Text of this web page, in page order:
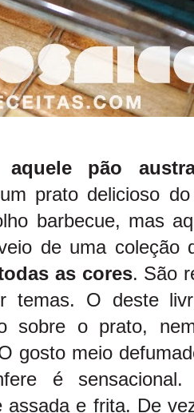
aquele pão
prato delicioso
barbecue, mas
de uma coleção
as cores. São
temas. O deste
sobre o prato,
gosto meio
é
assada e frita. De